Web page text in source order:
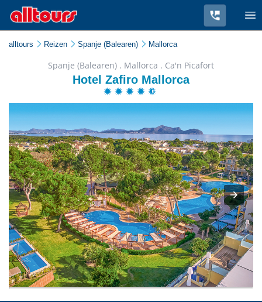
alltours Reizen Spanje (Balearen) Mallorca
Spanje (Balearen) . Mallorca . Ca'n Picafort
Hotel Zafiro Mallorca